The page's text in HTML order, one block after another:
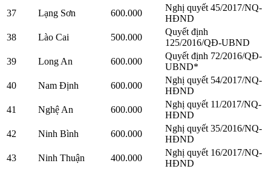
37
Lạng Sơn 600.000
Nghị quyết 45/2017/NQ-
HĐND
38
Lào Cai 500.000
Quyết định
125/2016/QĐ-UBND
39
Long An 600.000
Quyết định 72/2016/QĐ-
UBND*
40
Nam Định 600.000
Nghị quyết 54/2017/NQ-
HĐND
41
Nghệ An 600.000
Nghị quyết 11/2017/NQ-
HĐND
42
Ninh Bình 600.000
Nghị quyết 35/2016/NQ-
HĐND
43
Ninh Thuận 400.000
Nghị quyết 16/2017/NQ-
HĐND